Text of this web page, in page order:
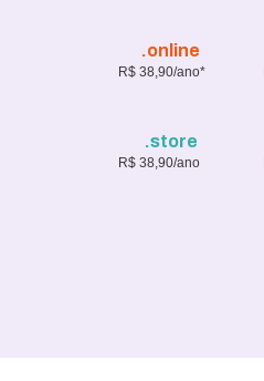
.online
R$ 38,90/ano*
.store
R$ 38,90/ano